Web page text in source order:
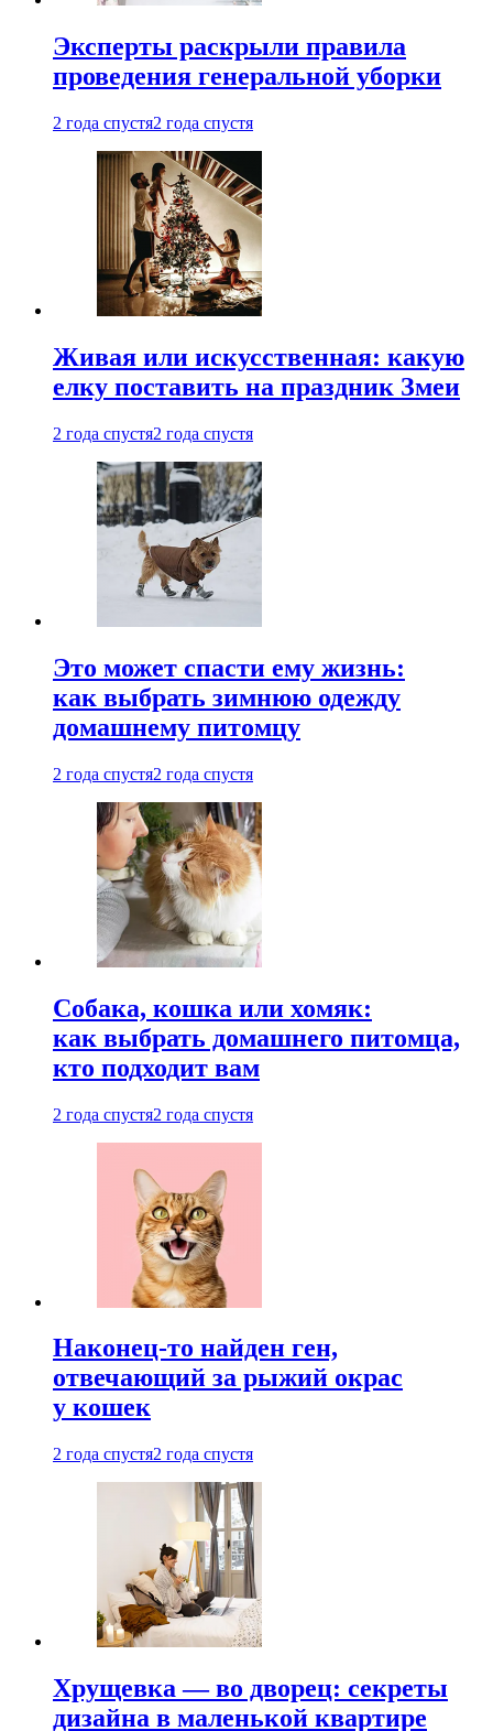
Эксперты раскрыли правила
проведения генеральной уборки
2 года спустя2 года спустя
Живая или искусственная: какую
елку поставить на праздник Змеи
2 года спустя2 года спустя
Это может спасти ему жизнь:
как выбрать зимнюю одежду
домашнему питомцу
2 года спустя2 года спустя
Собака, кошка или хомяк:
как выбрать домашнего питомца,
кто подходит вам
2 года спустя2 года спустя
Наконец-то найден ген,
отвечающий за рыжий окрас
у кошек
2 года спустя2 года спустя
Хрущевка — во дворец: секреты
дизайна в маленькой квартире